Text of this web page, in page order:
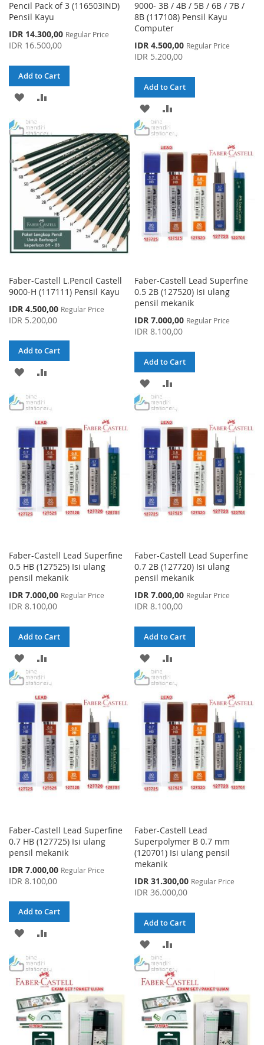
Pencil Pack of 3 (116503IND)
Pensil Kayu
Special
Price
IDR 14.300,00 Regular Price
IDR 16.500,00
Add to Cart
ADD
WISH
LIST
COMPARE
9000- 3B / 4B / 5B / 6B / 7B /
8B (117108) Pensil Kayu
Computer
Special
Price
IDR 4.500,00 Regular Price
IDR 5.200,00
Add to Cart
ADD
TO
WISH
LIST
COMPARE
Faber-Castell L.Pencil Castell
9000-H (117111) Pensil Kayu
Special
Price
IDR 4.500,00 Regular Price
IDR 5.200,00
Add to Cart
ADD
WISH
LIST
COMPARE
Faber-Castell Lead Superfine
0.5 2B (127520) Isi ulang
pensil mekanik
Special
Price
IDR 7.000,00 Regular Price
IDR 8.100,00
Add to Cart
ADD
TO
WISH
LIST
COMPARE
Faber-Castell Lead Superfine
0.5 HB (127525) Isi ulang
pensil mekanik
Special
Price
IDR 7.000,00 Regular Price
IDR 8.100,00
Add to Cart
ADD
TO
WISH
LIST
COMPARE
Faber-Castell Lead Superfine
0.7 2B (127720) Isi ulang
pensil mekanik
Special
Price
IDR 7.000,00 Regular Price
IDR 8.100,00
Add to Cart
ADD
TO
WISH
LIST
COMPARE
Faber-Castell Lead Superfine
0.7 HB (127725) Isi ulang
pensil mekanik
Special
Price
IDR 7.000,00 Regular Price
IDR 8.100,00
Add to Cart
ADD
WISH
LIST
COMPARE
Faber-Castell Lead
Superpolymer B 0.7 mm
(120701) Isi ulang pensil
mekanik
Special
Price
IDR 31.300,00 Regular Price
IDR 36.000,00
Add to Cart
ADD
TO
WISH
LIST
COMPARE